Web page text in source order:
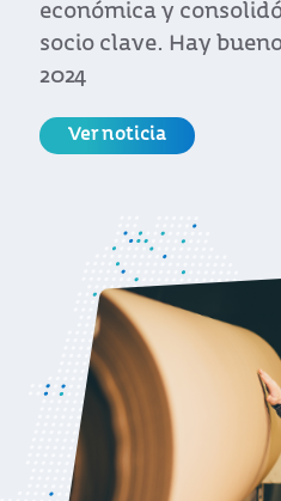
económica y
socio clave. Hay
2024
Ver noticia